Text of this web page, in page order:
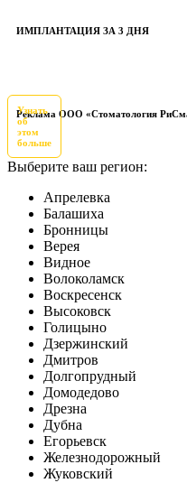
ИМПЛАНТАЦИЯ ЗА 3 ДНЯ
Реклама ООО «Стоматология
Узнать
об
этом
больше
Выберите ваш регион:
Апрелевка
Балашиха
Бронницы
Верея
Видное
Волоколамск
Воскресенск
Высоковск
Голицыно
Дзержинский
Дмитров
Долгопрудный
Домодедово
Дрезна
Дубна
Егорьевск
Железнодорожный
Жуковский